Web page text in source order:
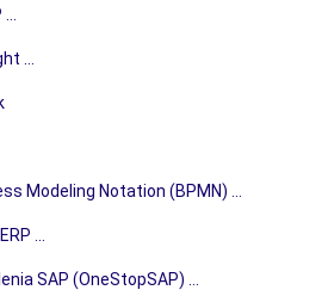
…
Modeling Notation (BPMN) …
…
SAP (OneStopSAP) …